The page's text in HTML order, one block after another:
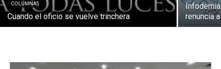
COLUMNAS
Cuando el oficio se vuelve trinchera
renuncia